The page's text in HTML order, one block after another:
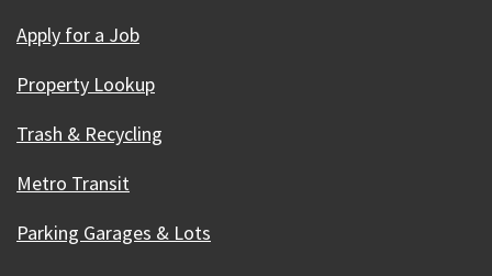
Apply for a Job
Property Lookup
Trash & Recycling
Metro Transit
Parking Garages & Lots